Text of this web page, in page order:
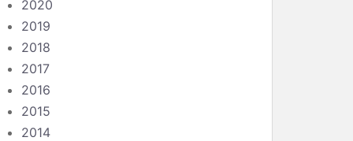
2020
2019
2018
2017
2016
2015
2014